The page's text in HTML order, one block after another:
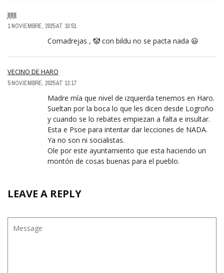
JIJIJI
1 NOVIEMBRE, 2025 AT 10:51
Comadrejas , 🤡 con bildu no se pacta nada 😃
VECINO DE HARO
5 NOVIEMBRE, 2025 AT 13:17
Madre mía que nivel de izquierda tenemos en Haro.
Sueltan por la boca lo que les dicen desde Logroño
y cuando se lo rebates empiezan a falta e insultar.
Esta e Psoe para intentar dar lecciones de NADA.
Ya no son ni socialistas.
Ole por este ayuntamiento que esta haciendo un
montón de cosas buenas para el pueblo.
LEAVE A REPLY